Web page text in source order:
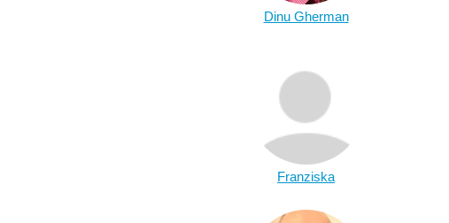
Dinu Gherman
Franziska